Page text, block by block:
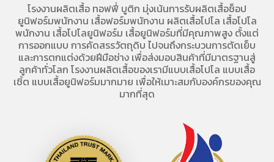
โรงงานผลิตเสื้อ ทอฟฟี่ บูติก มุ่งเน้นการรับผลิตเสื้อช็อป
ยูนิฟอร์มพนักงาน เสื้อฟอร์มพนักงาน ผลิตเสื้อโปโล เสื้อโปโล
พนักงาน เสื้อโปโลยูนิฟอร์ม เสื้อยูนิฟอร์มที่มีคุณภาพสูง ตั้งแต่
การออกแบบ การคัดสรรวัตถุดิบ ไปจนถึงกระบวนการตัดเย็บ
และการตกแต่งด้วยฝีมือช่าง เพื่อส่งมอบสินค้าที่มีมาตรฐานสู่
ลูกค้าทั่วโลก โรงงานผลิตเสื้อของเรามีแบบเสื้อโปโล แบบเสื้อ
เชิ้ต แบบเสื้อยูนิฟอร์มมากมาย เพื่อให้เมาะสมกับองค์กรของคุณ
มากที่สุด